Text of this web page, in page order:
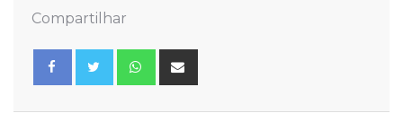
Compartilhar
Whatsapp